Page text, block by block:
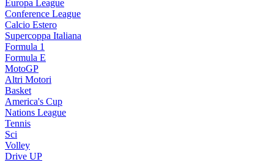
Europa League
Conference League
Calcio Estero
Supercoppa Italiana
Formula 1
Formula E
MotoGP
Altri Motori
Basket
America's Cup
Nations League
Tennis
Sci
Volley
Drive UP